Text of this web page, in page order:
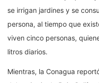
se irrigan jardines y se
persona, al tiempo que
viven cinco personas,
litros diarios.
Mientras, la Conagua